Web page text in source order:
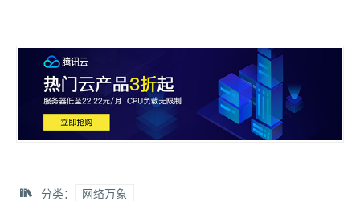
分类：
网络万象